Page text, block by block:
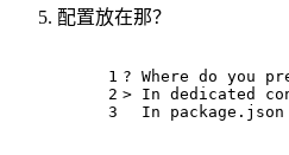
配置放在那？
1
2
3
? Where do you
> In dedicated
  In package.json